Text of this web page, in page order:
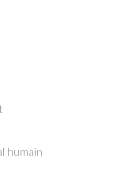
humain